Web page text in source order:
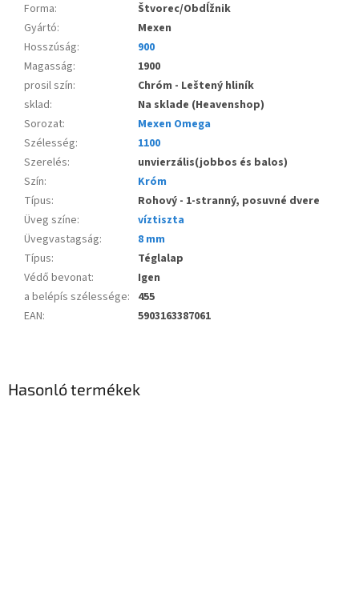
Forma:
Štvorec/Obdĺžnik
Gyártó:
Mexen
Hosszúság:
900
Magasság:
1900
prosil szín:
Chróm - Leštený hliník
sklad:
Na sklade (Heavenshop)
Sorozat:
Mexen Omega
Szélesség:
1100
Szerelés:
unvierzális(jobbos és balos)
Szín:
Króm
Típus:
Rohový - 1-stranný, posuvné dvere
Üveg színe:
víztiszta
Üvegvastagság:
8 mm
Típus:
Téglalap
Védő bevonat:
Igen
a belépís szélessége: 455
EAN: 5903163387061
Hasonló termékek